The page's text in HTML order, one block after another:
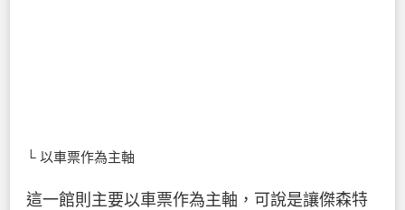
└ 以車票作為主軸
這一館則主要以車票作為主軸，可說是讓傑森特